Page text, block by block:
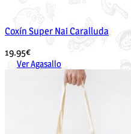
Coxín Super Nai Caralluda
19.95€
Ver Agasallo